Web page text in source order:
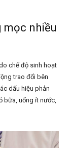
nhiều
chế độ sinh hoạt
trao đổi bên
dấu hiệu phản
bữa, uống ít nước,